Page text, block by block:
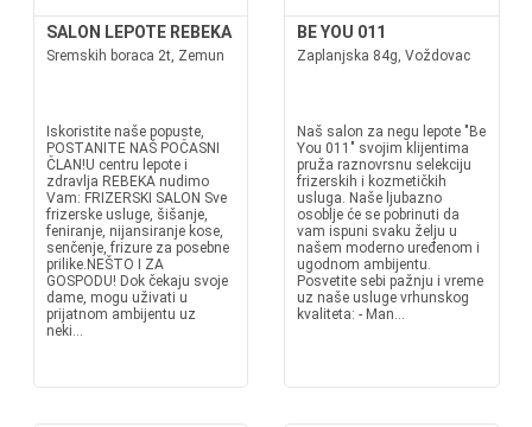
SALON LEPOTE REBEKA
Sremskih boraca 2t, Zemun
Iskoristite naše popuste,
POSTANITE NAŠ POČASNI
ČLAN!U centru lepote i
zdravlja REBEKA nudimo
Vam: FRIZERSKI SALON Sve
frizerske usluge, šišanje,
feniranje, nijansiranje kose,
senčenje, frizure za posebne
prilike.NEŠTO I ZA
GOSPODU! Dok čekaju svoje
dame, mogu uživati u
prijatnom ambijentu uz
neki...
BE YOU 011
Zaplanjska 84g, Voždovac
Naš salon za negu lepote "Be
You 011" svojim klijentima
pruža raznovrsnu selekciju
frizerskih i kozmetičkih
usluga. Naše ljubazno
osoblje će se pobrinuti da
vam ispuni svaku želju u
našem moderno uređenom i
ugodnom ambijentu.
Posvetite sebi pažnju i vreme
uz naše usluge vrhunskog
kvaliteta: - Man...